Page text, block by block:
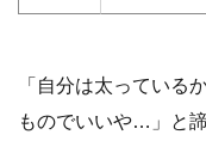
「自分は太っている
ものでいいや…」と